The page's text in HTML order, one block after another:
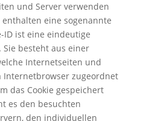
und Server verwenden
enthalten eine sogenannte
ID ist eine eindeutige
Sie besteht aus einer
Internetseiten und
Internetbrowser zugeordnet
das Cookie gespeichert
es den besuchten
den individuellen